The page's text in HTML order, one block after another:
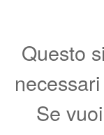
Questo
Se